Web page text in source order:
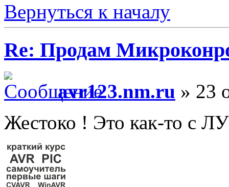
Вернуться к началу
Re: Продам
avr123.nm.ru » 23
Жестоко ! Это как-то с